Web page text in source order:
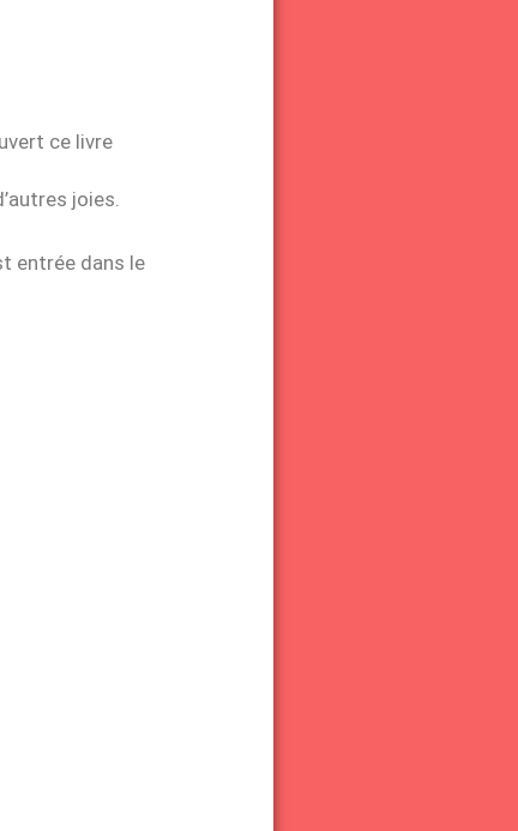
ce livre
joies.
entrée dans le